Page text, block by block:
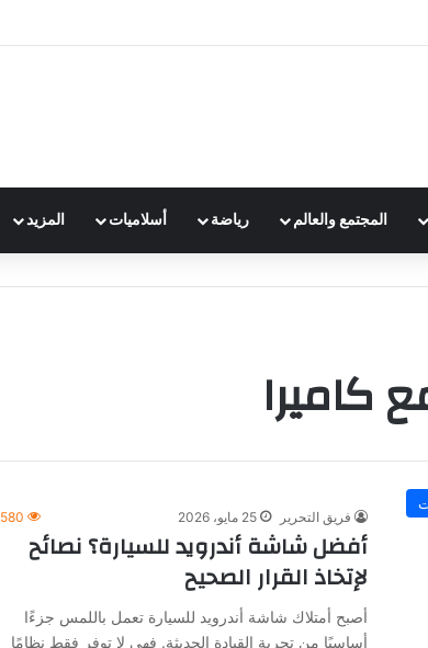
المجتمع والعالم رياضة أسلاميات المزيد
كاميرا
فريق التحرير 25 مايو، 2026 580
أفضل شاشة أندرويد للسيارة؟ نصائح
لإتخاذ القرار الصحيح
أصبح أمتلاك شاشة أندرويد للسيارة تعمل باللمس جزءًا
أساسيًا من تجربة القيادة الحديثة. فهي لا توفر فقط نظامًا